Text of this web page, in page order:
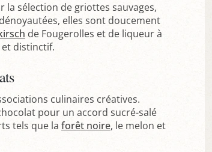
sélection de griottes sauvages,
elles sont doucement
de Fougerolles et de liqueur à
distinctif.
culinaires créatives.
pour un accord sucré-salé
tels que la forêt noire, le melon et